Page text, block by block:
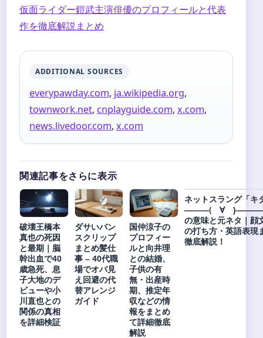
仮面ライダー鎧武主演俳優のプロフィールと代表
作を徹底解説まとめ
ADDITIONAL SOURCES
everypawday.com, ja.wikipedia.org,
townwork.net, cnplayguide.com, x.com,
news.livedoor.com, x.com
関連記事をさらに表示
破壊王橋本
真也の死因
と最期｜脳
幹出血で40
歳急死、息
子大地のデ
ビューや小
川直也との
関係の真相
を詳細検証
ダサいバン
スクリップ
まとめ髪仕
事 – 40代職
場でオバ見
え回避の代
替アレンジ
ガイド
国仲涼子の
プロフィー
ルと向井理
との結婚、
子供の有
無・出産時
期、推定年
収などの情
報をまとめ
て詳細徹底
解説
ネットスラング「キ
―――(゚∀゚
の意味と元ネタ｜顔
の打ち方・英語表現
徹底解説！